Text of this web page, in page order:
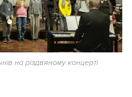
на різдвяному концерті